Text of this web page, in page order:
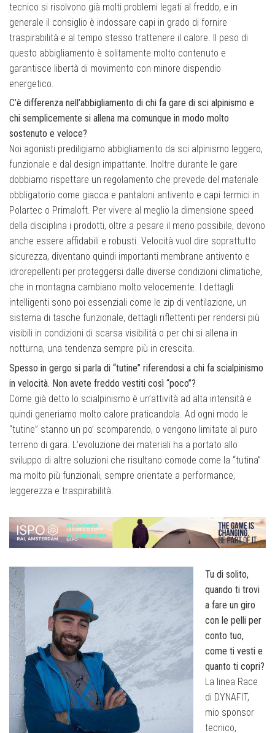
tecnico si risolvono già molti problemi legati al freddo, e in
generale il consiglio è indossare capi in grado di fornire
traspirabilità e al tempo stesso trattenere il calore. Il peso di
questo abbigliamento è solitamente molto contenuto e
garantisce libertà di movimento con minore dispendio
energetico.
C’è differenza nell’abbigliamento di chi fa gare di sci alpinismo e
chi semplicemente si allena ma comunque in modo molto
sostenuto e veloce?
Noi agonisti prediligiamo abbigliamento da sci alpinismo leggero,
funzionale e dal design impattante. Inoltre durante le gare
dobbiamo rispettare un regolamento che prevede del materiale
obbligatorio come giacca e pantaloni antivento e capi termici in
Polartec o Primaloft. Per vivere al meglio la dimensione speed
della disciplina i prodotti, oltre a pesare il meno possibile, devono
anche essere affidabili e robusti. Velocità vuol dire soprattutto
sicurezza, diventano quindi importanti membrane antivento e
idrorepellenti per proteggersi dalle diverse condizioni climatiche,
che in montagna cambiano molto velocemente. I dettagli
intelligenti sono poi essenziali come le zip di ventilazione, un
sistema di tasche funzionale, dettagli riflettenti per rendersi più
visibili in condizioni di scarsa visibilità o per chi si allena in
notturna, una tendenza sempre più in crescita.
Spesso in gergo si parla di “tutine” riferendosi a chi fa scialpinismo
in velocità. Non avete freddo vestiti così “poco”?
Come già detto lo scialpinismo è un’attività ad alta intensità e
quindi generiamo molto calore praticandola. Ad ogni modo le
“tutine” stanno un po’ scomparendo, o vengono limitate al puro
terreno di gara. L’evoluzione dei materiali ha a portato allo
sviluppo di altre soluzioni che risultano comode come la “tutina”
ma molto più funzionali, sempre orientate a performance,
leggerezza e traspirabilità.
Tu di solito,
quando ti trovi
a fare un giro
con le pelli per
conto tuo,
come ti vesti e
quanto ti copri?
La linea Race
di DYNAFIT,
mio sponsor
tecnico,